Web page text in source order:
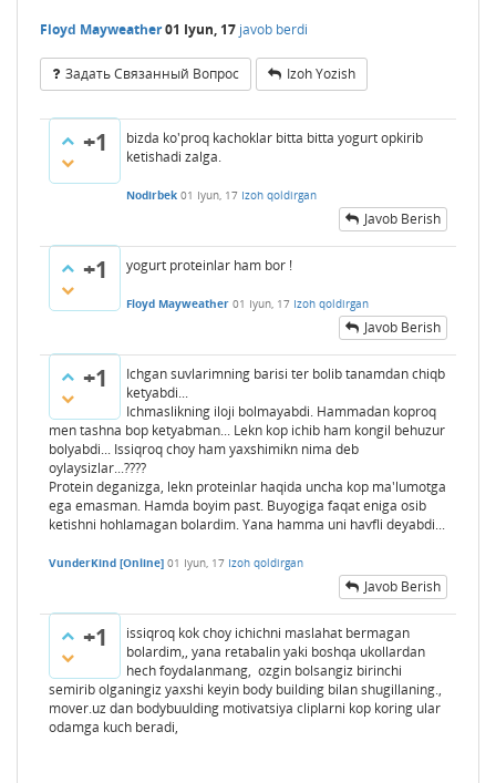
Floyd Mayweather01 Iyun, 17 javob berdi
Задать Связанный Вопрос Izoh Yozish
+1
bizda ko'proq kachoklar bitta bitta yogurt opkirib
ketishadi zalga.
Nodirbek 01 Iyun, 17 Izoh qoldirgan
Javob Berish
+1 yogurt proteinlar ham bor !
Floyd Mayweather 01 Iyun, 17 Izoh qoldirgan
Javob Berish
+1
Ichgan suvlarimning barisi ter bolib tanamdan chiqb
ketyabdi...
Ichmaslikning iloji bolmayabdi. Hammadan koproq
men tashna bop ketyabman... Lekn kop ichib ham kongil behuzur
bolyabdi... Issiqroq choy ham yaxshimikn nima deb
oylaysizlar...????
Protein deganizga, lekn proteinlar haqida uncha kop ma'lumotga
ega emasman. Hamda boyim past. Buyogiga faqat eniga osib
ketishni hohlamagan bolardim. Yana hamma uni havfli deyabdi...
VunderKind [Online] 01 Iyun, 17 Izoh qoldirgan
Javob Berish
+1
issiqroq kok choy ichichni maslahat bermagan
bolardim,, yana retabalin yaki boshqa ukollardan
hech foydalanmang, ozgin bolsangiz birinchi
semirib olganingiz yaxshi keyin body building bilan shugillaning.,
mover.uz dan bodybuulding motivatsiya cliplarni kop koring ular
odamga kuch beradi,